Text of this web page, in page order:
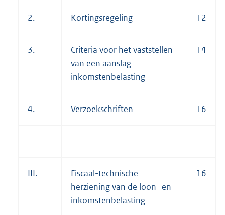
2. Kortingsregeling 12
3.
Criteria voor het vaststellen
van een aanslag
inkomstenbelasting
14
4. Verzoekschriften 16
III.
Fiscaal-technische
herziening van de loon- en
inkomstenbelasting
16